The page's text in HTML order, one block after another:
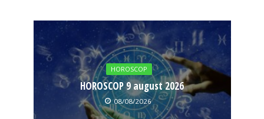
HOROSCOP
HOROSCOP 9 august 2026
08/08/2026